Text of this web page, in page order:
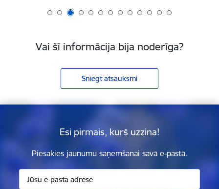
Vai šī informācija bija noderīga?
Sniegt atsauksmi
Esi pirmais, kurš uzzina!
Piesakies jaunumu saņemšanai savā e-pastā.